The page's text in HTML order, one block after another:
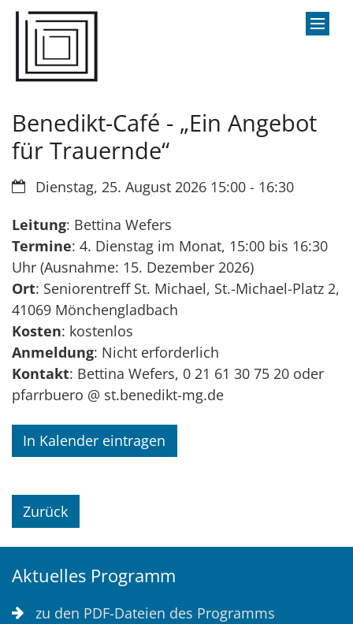
Zum Inhalt springen
Benedikt-Café - „Ein Angebot
für Trauernde“
Datum:Dienstag, 25. August 2026 15:00 - 16:30
Leitung: Bettina Wefers
Termine: 4. Dienstag im Monat, 15:00 bis 16:30
Uhr (Ausnahme: 15. Dezember 2026)
Ort: Seniorentreff St. Michael, St.-Michael-Platz 2,
41069 Mönchengladbach
Kosten: kostenlos
Anmeldung: Nicht erforderlich
Kontakt: Bettina Wefers, 0 21 61 30 75 20 oder
pfarrbuero @ st.benedikt-mg.de
In Kalender eintragen
Zurück
Aktuelles Programm
zu den PDF-Dateien des Programms